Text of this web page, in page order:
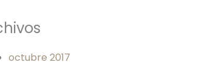
octubre 2017